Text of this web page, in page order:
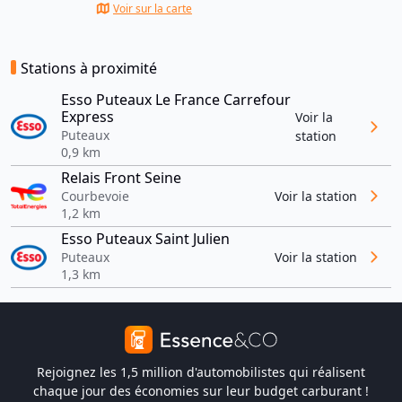
Voir sur la carte
Stations à proximité
Esso Puteaux Le France Carrefour
Express
Puteaux
0,9 km
Voir la
station
Relais Front Seine
Courbevoie
1,2 km
Voir la station
Esso Puteaux Saint Julien
Puteaux
1,3 km
Voir la station
Rejoignez les 1,5 million d'automobilistes qui réalisent
chaque jour des économies sur leur budget carburant !